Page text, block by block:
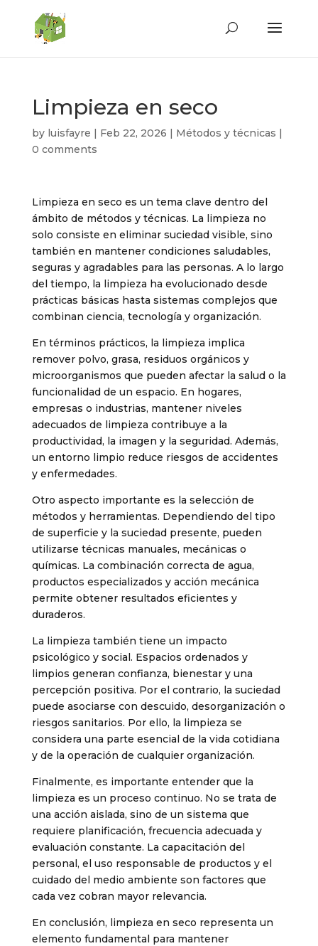
Limpieza en seco
by luisfayre | Feb 22, 2026 | Métodos y técnicas |
0 comments
Limpieza en seco es un tema clave dentro del
ámbito de métodos y técnicas. La limpieza no
solo consiste en eliminar suciedad visible, sino
también en mantener condiciones saludables,
seguras y agradables para las personas. A lo largo
del tiempo, la limpieza ha evolucionado desde
prácticas básicas hasta sistemas complejos que
combinan ciencia, tecnología y organización.
En términos prácticos, la limpieza implica
remover polvo, grasa, residuos orgánicos y
microorganismos que pueden afectar la salud o la
funcionalidad de un espacio. En hogares,
empresas o industrias, mantener niveles
adecuados de limpieza contribuye a la
productividad, la imagen y la seguridad. Además,
un entorno limpio reduce riesgos de accidentes
y enfermedades.
Otro aspecto importante es la selección de
métodos y herramientas. Dependiendo del tipo
de superficie y la suciedad presente, pueden
utilizarse técnicas manuales, mecánicas o
químicas. La combinación correcta de agua,
productos especializados y acción mecánica
permite obtener resultados eficientes y
duraderos.
La limpieza también tiene un impacto
psicológico y social. Espacios ordenados y
limpios generan confianza, bienestar y una
percepción positiva. Por el contrario, la suciedad
puede asociarse con descuido, desorganización o
riesgos sanitarios. Por ello, la limpieza se
considera una parte esencial de la vida cotidiana
y de la operación de cualquier organización.
Finalmente, es importante entender que la
limpieza es un proceso continuo. No se trata de
una acción aislada, sino de un sistema que
requiere planificación, frecuencia adecuada y
evaluación constante. La capacitación del
personal, el uso responsable de productos y el
cuidado del medio ambiente son factores que
cada vez cobran mayor relevancia.
En conclusión, limpieza en seco representa un
elemento fundamental para mantener